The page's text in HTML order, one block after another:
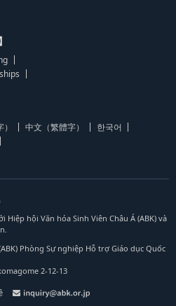
中文（繁體字）
한국어
hội Văn hóa Sinh Viên Châu Á (ABK) và
Phòng Sự nghiệp Hỗ trợ Giáo dục Quốc
2-12-13